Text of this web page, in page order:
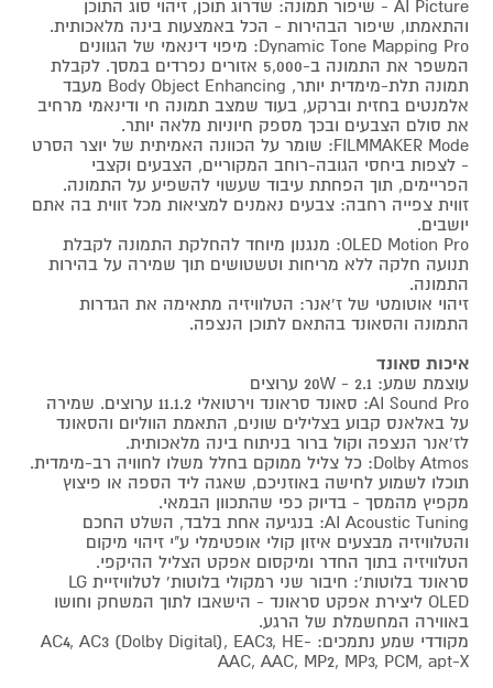
AI Picture - שיפור תמונה: שדרוג תוכן, זיהוי סוג התוכן
והתאמתו, שיפור הבהירות - הכל באמצעות בינה מלאכותית.
Dynamic Tone Mapping Pro: מיפוי דינאמי של הגוונים
המשפר את התמונה ב-5,000 אזורים נפרדים במסך. לקבלת
תמונה תלת-מימדית יותר, Body Object Enhancing מעבד
אלמנטים בחזית וברקע, בעוד שמצב תמונה חי ודינאמי מרחיב
את סולם הצבעים ובכך מספק חיוניות מלאה יותר.
FILMMAKER Mode: שומר על הכוונה האמיתית של יוצר הסרט
- לצפות ביחסי הגובה-רוחב המקוריים, הצבעים וקצבי
הפריימים, תוך הפחתת עיבוד שעשוי להשפיע על התמונה.
זווית צפייה רחבה: צבעים נאמנים למציאות מכל זווית בה אתם
יושבים.
OLED Motion Pro: מנגנון מיוחד להחלקת התמונה לקבלת
תנועה חלקה ללא מריחות וטשטושים תוך שמירה על בהירות
התמונה.
זיהוי אוטומטי של ז'אנר: הטלוויזיה מתאימה את הגדרות
התמונה והסאונד בהתאם לתוכן הנצפה.
איכות סאונד
עוצמת שמע: 20W - 2.1 ערוצים
AI Sound Pro: סאונד סראונד וירטואלי 11.1.2 ערוצים. שמירה
על באלאנס קבוע בצלילים שונים, התאמת הווליום והסאונד
לז'אנר הנצפה וקול ברור בניתוח בינה מלאכותית.
Dolby Atmos: כל צליל ממוקם בחלל משלו לחוויה רב-מימדית.
תוכלו לשמוע לחישה באוזניכם, שאגה ליד הספה או פיצוץ
מקפיץ מהמסך - בדיוק כפי שהתכוון הבמאי.
AI Acoustic Tuning: בנגיעה אחת בלבד, השלט החכם
והטלוויזיה מבצעים איזון קולי אופטימלי ע"י זיהוי מיקום
הטלוויזיה בתוך החדר ומיקסום אפקט הצליל ההיקפי.
סראונד בלוטות': חיבור שני רמקולי בלוטות' לטלוויזיית LG
OLED ליצירת אפקט סראונד - הישאבו לתוך המשחק וחושו
באווירה המחשמלת של הרגע.
מקודדי שמע נתמכים: AC4, AC3 (Dolby Digital), EAC3, HE-
AAC, AAC, MP2, MP3, PCM, apt-X